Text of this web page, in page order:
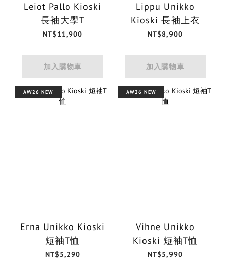
Leiot Pallo Kioski
長袖大學T
NT$11,900
加入購物車
Lippu Unikko
Kioski 長袖上衣
NT$8,900
加入購物車
AW26 NEW
Erna Unikko Kioski
短袖T恤
NT$5,290
AW26 NEW
Vihne Unikko
Kioski 短袖T恤
NT$5,990